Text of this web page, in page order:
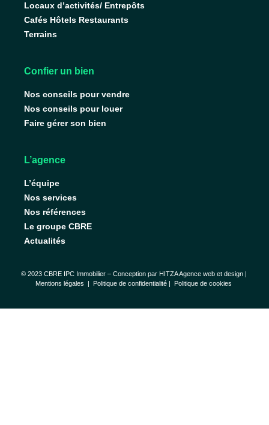
Locaux d’activités/ Entrepôts
Cafés Hôtels Restaurants
Terrains
Confier un bien
Nos conseils pour vendre
Nos conseils pour louer
Faire gérer son bien
L’agence
L’équipe
Nos services
Nos références
Le groupe CBRE
Actualités
© 2023 CBRE IPC Immobilier – Conception par HITZA Agence web et design|
Mentions légales | Politique de confidentialité | Politique de cookies